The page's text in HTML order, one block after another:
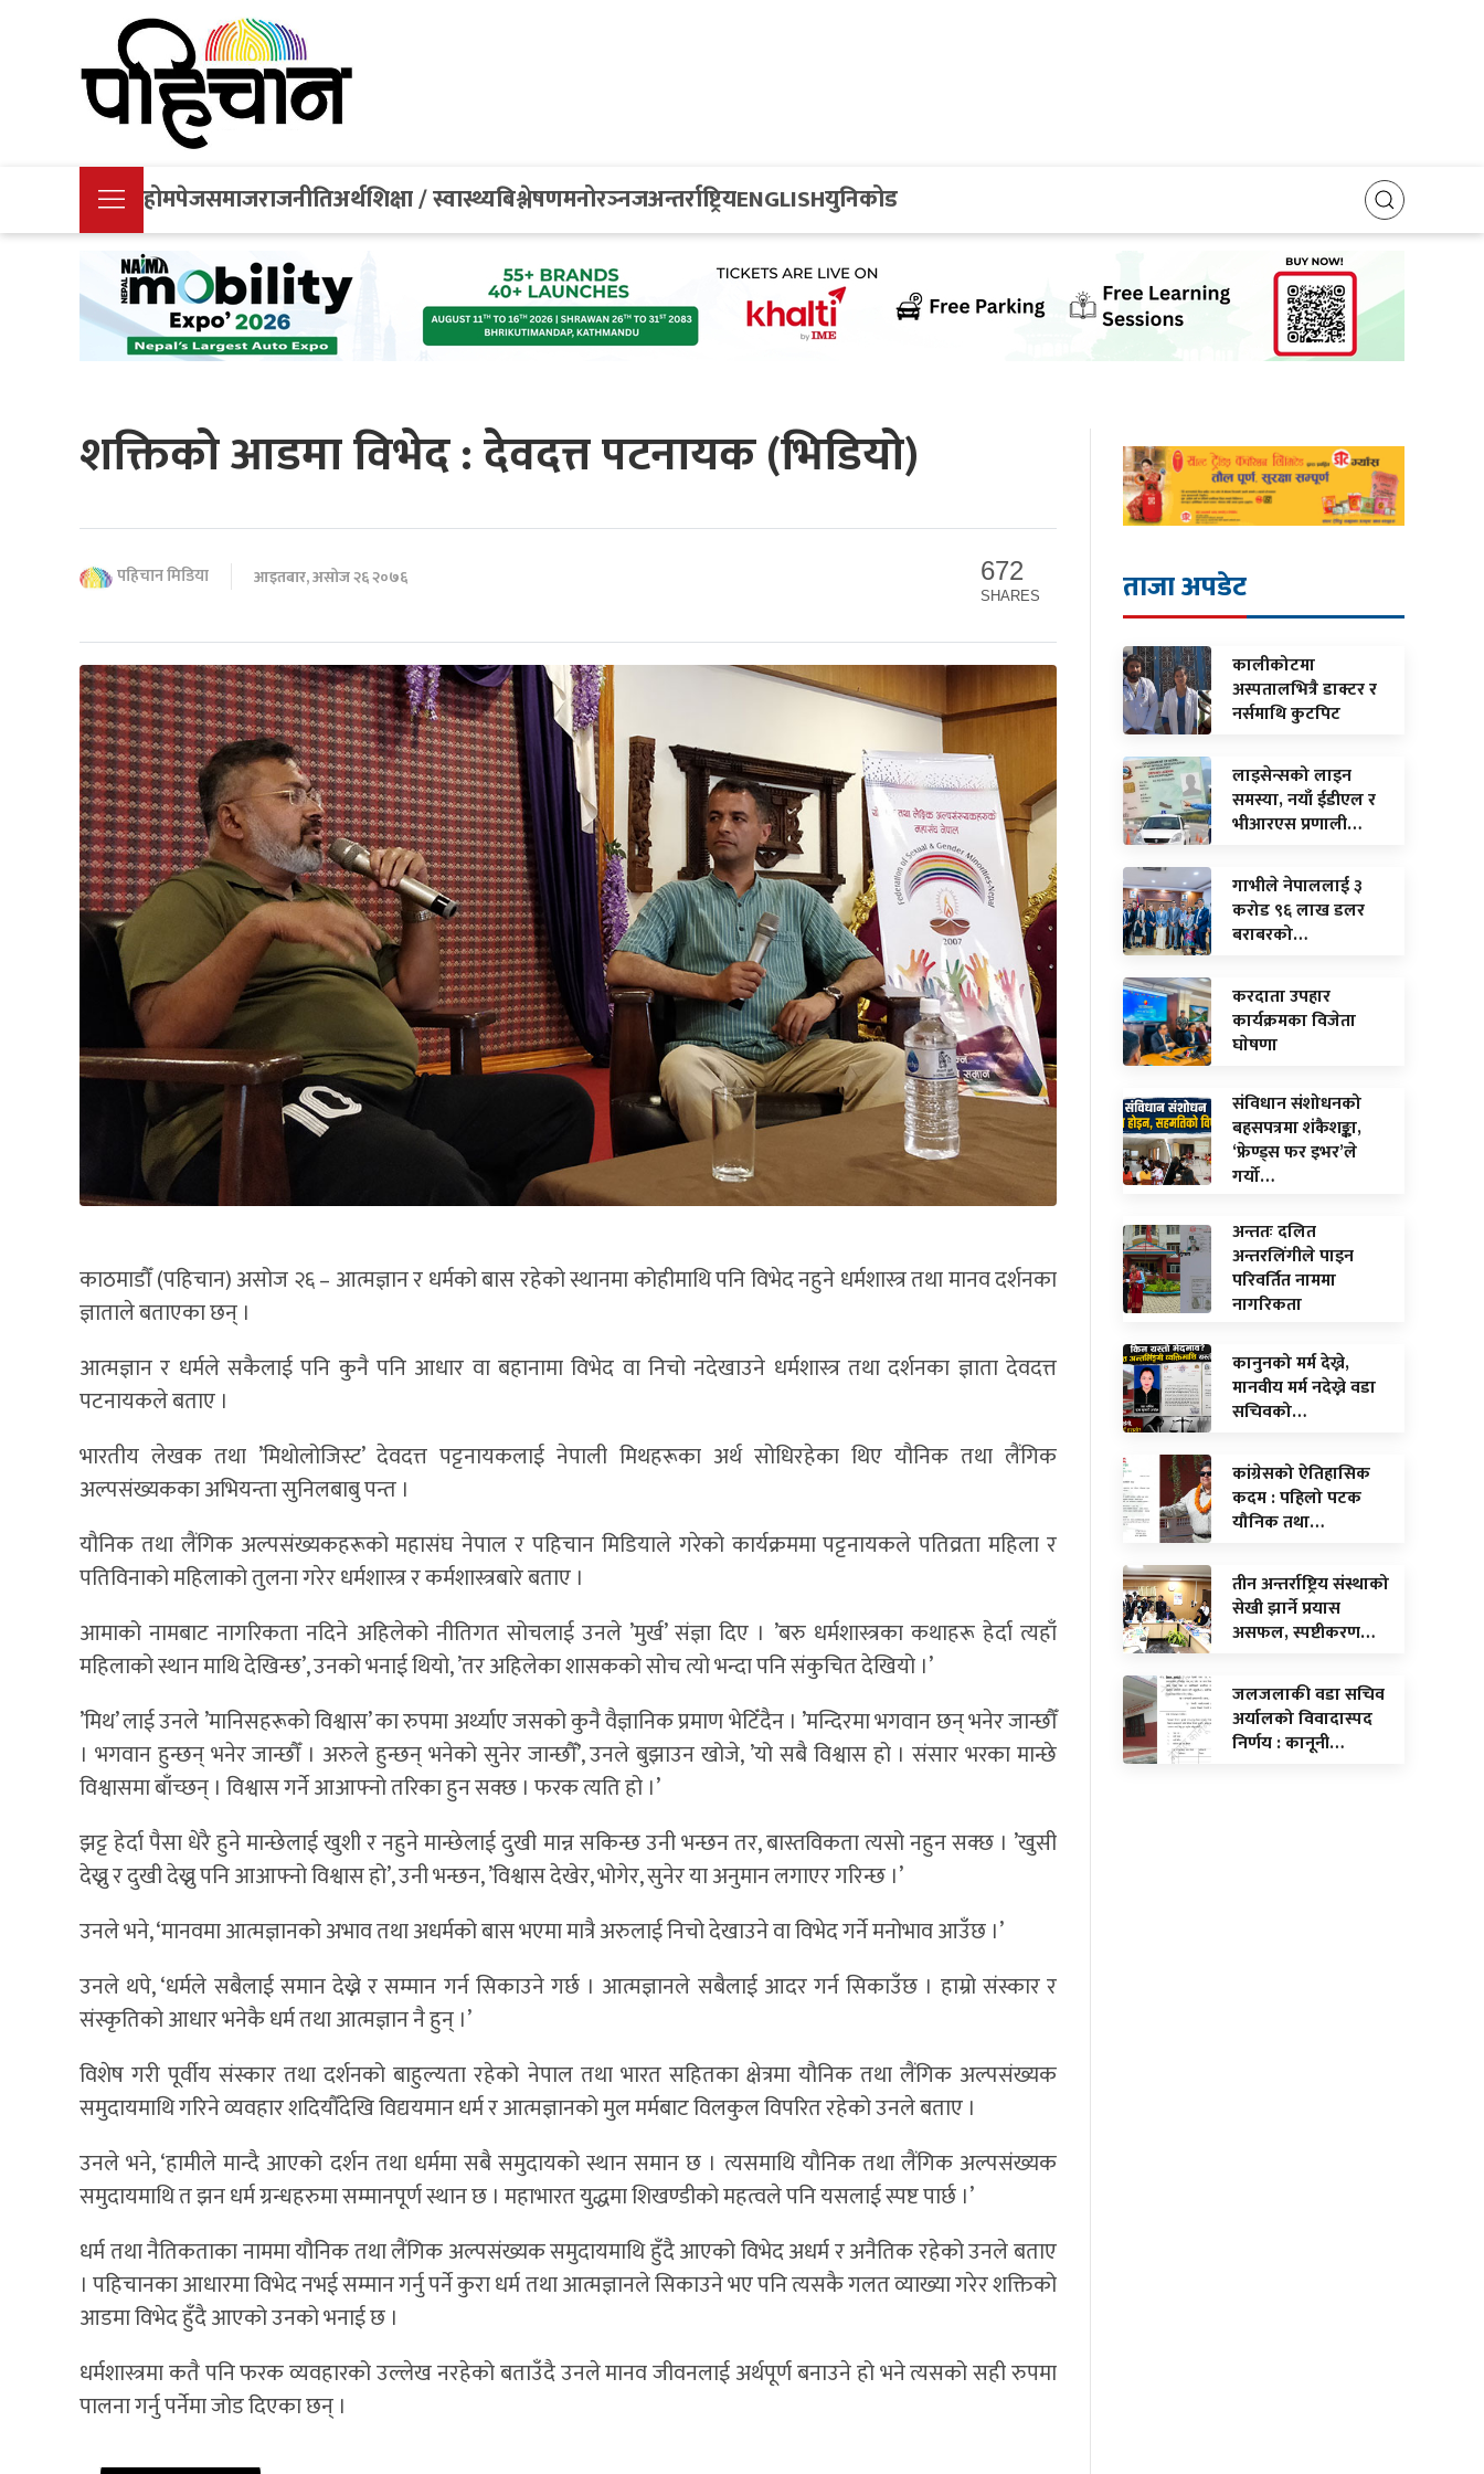
होमपेजसमाजराजनीतिअर्थशिक्षा / स्वास्थ्यबिश्लेषणमनोरञ्नजअन्तर्राष्ट्रियENGLISHयुनिकोड
शक्तिको आडमा विभेद : देवदत्त पटनायक (भिडियो)
पहिचान मिडिया आइतबार, असोज २६ २०७६ 672
SHARES
काठमाडौँ (पहिचान) असोज २६ – आत्मज्ञान र धर्मको बास रहेको स्थानमा कोहीमाथि पनि विभेद नहुने धर्मशास्त्र तथा मानव दर्शनका
ज्ञाताले बताएका छन् ।
आत्मज्ञान र धर्मले सकैलाई पनि कुनै पनि आधार वा बहानामा विभेद वा निचो नदेखाउने धर्मशास्त्र तथा दर्शनका ज्ञाता देवदत्त
पटनायकले बताए ।
भारतीय लेखक तथा ’मिथोलोजिस्ट’ देवदत्त पट्टनायकलाई नेपाली मिथहरूका अर्थ सोधिरहेका थिए यौनिक तथा लैंगिक
अल्पसंख्यकका अभियन्ता सुनिलबाबु पन्त ।
यौनिक तथा लैंगिक अल्पसंख्यकहरूको महासंघ नेपाल र पहिचान मिडियाले गरेको कार्यक्रममा पट्टनायकले पतिव्रता महिला र
पतिविनाको महिलाको तुलना गरेर धर्मशास्त्र र कर्मशास्त्रबारे बताए ।
आमाको नामबाट नागरिकता नदिने अहिलेको नीतिगत सोचलाई उनले ’मुर्ख’ संज्ञा दिए । ’बरु धर्मशास्त्रका कथाहरू हेर्दा त्यहाँ
महिलाको स्थान माथि देखिन्छ’, उनको भनाई थियो, ’तर अहिलेका शासकको सोच त्यो भन्दा पनि संकुचित देखियो ।’
’मिथ’ लाई उनले ’मानिसहरूको विश्वास’ का रुपमा अर्थ्याए जसको कुनै वैज्ञानिक प्रमाण भेटिँदैन । ’मन्दिरमा भगवान छन् भनेर जान्छौँ
। भगवान हुन्छन् भनेर जान्छौँ । अरुले हुन्छन् भनेको सुनेर जान्छौँ’, उनले बुझाउन खोजे, ’यो सबै विश्वास हो । संसार भरका मान्छे
विश्वासमा बाँच्छन् । विश्वास गर्ने आआफ्नो तरिका हुन सक्छ । फरक त्यति हो ।’
झट्ट हेर्दा पैसा धेरै हुने मान्छेलाई खुशी र नहुने मान्छेलाई दुखी मान्न सकिन्छ उनी भन्छन तर, बास्तविकता त्यसो नहुन सक्छ । ’खुसी
देख्नु र दुखी देख्नु पनि आआफ्नो विश्वास हो’, उनी भन्छन, ’विश्वास देखेर, भोगेर, सुनेर या अनुमान लगाएर गरिन्छ ।’
उनले भने, ‘मानवमा आत्मज्ञानको अभाव तथा अधर्मको बास भएमा मात्रै अरुलाई निचो देखाउने वा विभेद गर्ने मनोभाव आउँछ ।’
उनले थपे, ‘धर्मले सबैलाई समान देख्ने र सम्मान गर्न सिकाउने गर्छ । आत्मज्ञानले सबैलाई आदर गर्न सिकाउँछ । हाम्रो संस्कार र
संस्कृतिको आधार भनेकै धर्म तथा आत्मज्ञान नै हुन् ।’
विशेष गरी पूर्वीय संस्कार तथा दर्शनको बाहुल्यता रहेको नेपाल तथा भारत सहितका क्षेत्रमा यौनिक तथा लैंगिक अल्पसंख्यक
समुदायमाथि गरिने व्यवहार शदियौँदेखि विद्ययमान धर्म र आत्मज्ञानको मुल मर्मबाट विलकुल विपरित रहेको उनले बताए ।
उनले भने, ‘हामीले मान्दै आएको दर्शन तथा धर्ममा सबै समुदायको स्थान समान छ । त्यसमाथि यौनिक तथा लैंगिक अल्पसंख्यक
समुदायमाथि त झन धर्म ग्रन्धहरुमा सम्मानपूर्ण स्थान छ । महाभारत युद्धमा शिखण्डीको महत्वले पनि यसलाई स्पष्ट पार्छ ।’
धर्म तथा नैतिकताका नाममा यौनिक तथा लैंगिक अल्पसंख्यक समुदायमाथि हुँदै आएको विभेद अधर्म र अनैतिक रहेको उनले बताए
। पहिचानका आधारमा विभेद नभई सम्मान गर्नु पर्ने कुरा धर्म तथा आत्मज्ञानले सिकाउने भए पनि त्यसकै गलत व्याख्या गरेर शक्तिको
आडमा विभेद हुँदै आएको उनको भनाई छ ।
धर्मशास्त्रमा कतै पनि फरक व्यवहारको उल्लेख नरहेको बताउँदै उनले मानव जीवनलाई अर्थपूर्ण बनाउने हो भने त्यसको सही रुपमा
पालना गर्नु पर्नेमा जोड दिएका छन् ।
ताजा अपडेट
कालीकोटमा
अस्पतालभित्रै डाक्टर र
नर्समाथि कुटपिट
लाइसेन्सको लाइन
समस्या, नयाँ ईडीएल र
भीआरएस प्रणाली…
गाभीले नेपाललाई ३
करोड ९६ लाख डलर
बराबरको…
करदाता उपहार
कार्यक्रमका विजेता
घाेषणा
संविधान संशोधनको
बहसपत्रमा शंकैशङ्का,
‘फ्रेण्ड्स फर इभर’ले
गर्यो…
अन्ततः दलित
अन्तरलिंगीले पाइन
परिवर्तित नाममा
नागरिकता
कानुनको मर्म देख्ने,
मानवीय मर्म नदेख्ने वडा
सचिवको…
कांग्रेसको ऐतिहासिक
कदम : पहिलो पटक
यौनिक तथा…
तीन अन्तर्राष्ट्रिय संस्थाको
सेखी झार्ने प्रयास
असफल, स्पष्टीकरण…
जलजलाकी वडा सचिव
अर्यालको विवादास्पद
निर्णय : कानूनी…